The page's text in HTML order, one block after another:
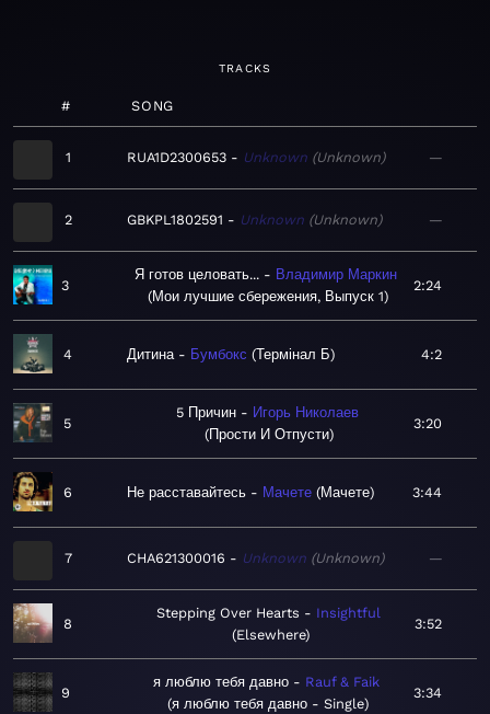
TRACKS
# SONG
1 RUA1D2300653 Unknown Unknown —
2 GBKPL1802591 Unknown Unknown —
3
Я готов целовать...
Владимир Маркин
Мои лучшие сбережения, Выпуск 1
2:24
4 Дитина Бумбокс Термінал Б 4:2
5
5 Причин
Игорь Николаев
Прости И Отпусти
3:20
6 Не расставайтесь Мачете Мачете 3:44
7 CHA621300016 Unknown Unknown —
8
Stepping Over Hearts
Insightful
Elsewhere
3:52
9
я люблю тебя давно
Rauf & Faik
я люблю тебя давно - Single
3:34